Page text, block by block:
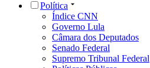
Política
Índice CNN
Governo Lula
Câmara dos Deputados
Senado Federal
Supremo Tribunal Federal